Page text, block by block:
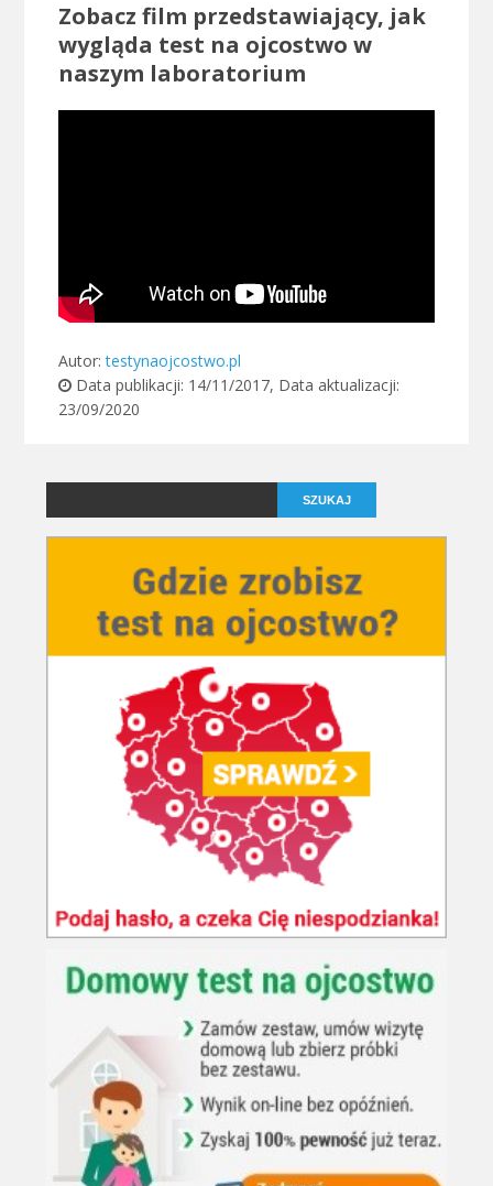
Zobacz film przedstawiający, jak
wygląda test na ojcostwo w
naszym laboratorium
Autor:testynaojcostwo.pl
Data publikacji: 14/11/2017, Data aktualizacji:
23/09/2020